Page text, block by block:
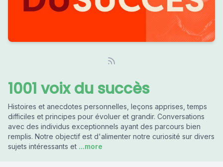
1001 voix du succès
Histoires et anecdotes personnelles, leçons apprises, temps
difficiles et principes pour évoluer et grandir. Conversations
avec des individus exceptionnels ayant des parcours bien
remplis. Notre objectif est d'alimenter notre curiosité sur divers
sujets intéressants et ...more